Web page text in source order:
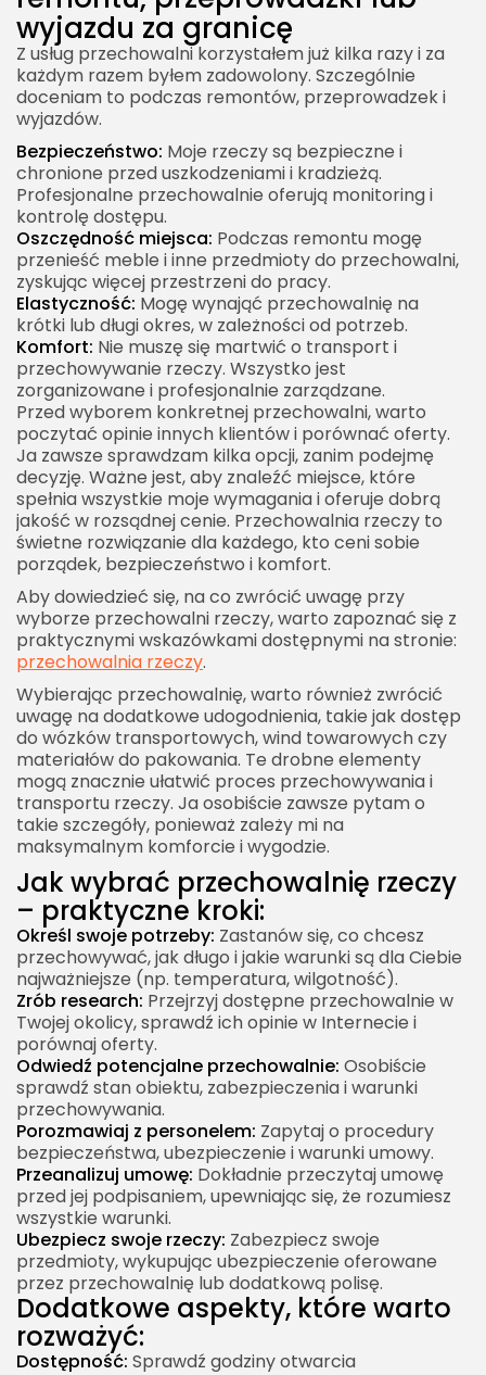
wyjazdu za granicę
Z usług przechowalni korzystałem już kilka razy i za
każdym razem byłem zadowolony. Szczególnie
doceniam to podczas remontów, przeprowadzek i
wyjazdów.
Bezpieczeństwo: Moje rzeczy są bezpieczne i
chronione przed uszkodzeniami i kradzieżą.
Profesjonalne przechowalnie oferują monitoring i
kontrolę dostępu.
Oszczędność miejsca: Podczas remontu mogę
przenieść meble i inne przedmioty do przechowalni,
zyskując więcej przestrzeni do pracy.
Elastyczność: Mogę wynająć przechowalnię na
krótki lub długi okres, w zależności od potrzeb.
Komfort: Nie muszę się martwić o transport i
przechowywanie rzeczy. Wszystko jest
zorganizowane i profesjonalnie zarządzane.
Przed wyborem konkretnej przechowalni, warto
poczytać opinie innych klientów i porównać oferty.
Ja zawsze sprawdzam kilka opcji, zanim podejmę
decyzję. Ważne jest, aby znaleźć miejsce, które
spełnia wszystkie moje wymagania i oferuje dobrą
jakość w rozsądnej cenie. Przechowalnia rzeczy to
świetne rozwiązanie dla każdego, kto ceni sobie
porządek, bezpieczeństwo i komfort.
Aby dowiedzieć się, na co zwrócić uwagę przy
wyborze przechowalni rzeczy, warto zapoznać się z
praktycznymi wskazówkami dostępnymi na stronie:
przechowalnia rzeczy.
Wybierając przechowalnię, warto również zwrócić
uwagę na dodatkowe udogodnienia, takie jak dostęp
do wózków transportowych, wind towarowych czy
materiałów do pakowania. Te drobne elementy
mogą znacznie ułatwić proces przechowywania i
transportu rzeczy. Ja osobiście zawsze pytam o
takie szczegóły, ponieważ zależy mi na
maksymalnym komforcie i wygodzie.
Jak wybrać przechowalnię rzeczy
– praktyczne kroki:
Określ swoje potrzeby: Zastanów się, co chcesz
przechowywać, jak długo i jakie warunki są dla Ciebie
najważniejsze (np. temperatura, wilgotność).
Zrób research: Przejrzyj dostępne przechowalnie w
Twojej okolicy, sprawdź ich opinie w Internecie i
porównaj oferty.
Odwiedź potencjalne przechowalnie: Osobiście
sprawdź stan obiektu, zabezpieczenia i warunki
przechowywania.
Porozmawiaj z personelem: Zapytaj o procedury
bezpieczeństwa, ubezpieczenie i warunki umowy.
Przeanalizuj umowę: Dokładnie przeczytaj umowę
przed jej podpisaniem, upewniając się, że rozumiesz
wszystkie warunki.
Ubezpiecz swoje rzeczy: Zabezpiecz swoje
przedmioty, wykupując ubezpieczenie oferowane
przez przechowalnię lub dodatkową polisę.
Dodatkowe aspekty, które warto
rozważyć:
Dostępność: Sprawdź godziny otwarcia